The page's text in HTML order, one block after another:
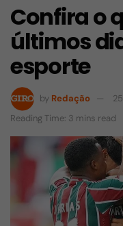
Confira o
últimos
esporte
by Redação
Reading Time: 3 mins read